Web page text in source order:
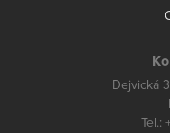
Dejvická
Tel.: